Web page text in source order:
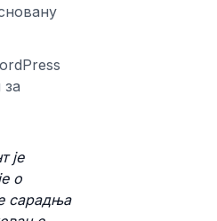
је
о
сарадња